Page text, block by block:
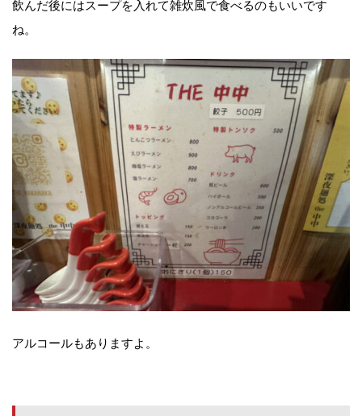
飲んだ後にはスープを入れて雑炊風で食べるのもいいです
ね。
アルコールもありますよ。